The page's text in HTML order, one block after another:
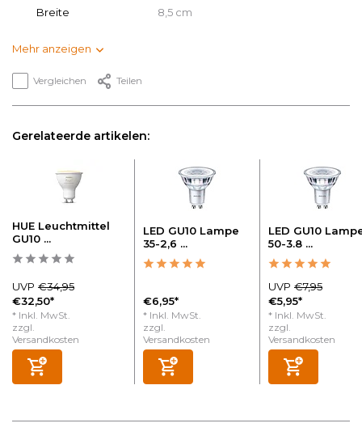
Breite 8,5 cm
Mehr anzeigen
Vergleichen Teilen
Gerelateerde artikelen:
HUE Leuchtmittel
GU10 ...
UVP €34,95
€32,50*
* Inkl. MwSt.
zzgl.
Versandkosten
LED GU10 Lampe
35-2,6 ...
€6,95*
* Inkl. MwSt.
zzgl.
Versandkosten
LED GU10
50-3.8 ...
UVP €7,95
€5,95*
* Inkl. MwSt.
zzgl.
Versandkosten